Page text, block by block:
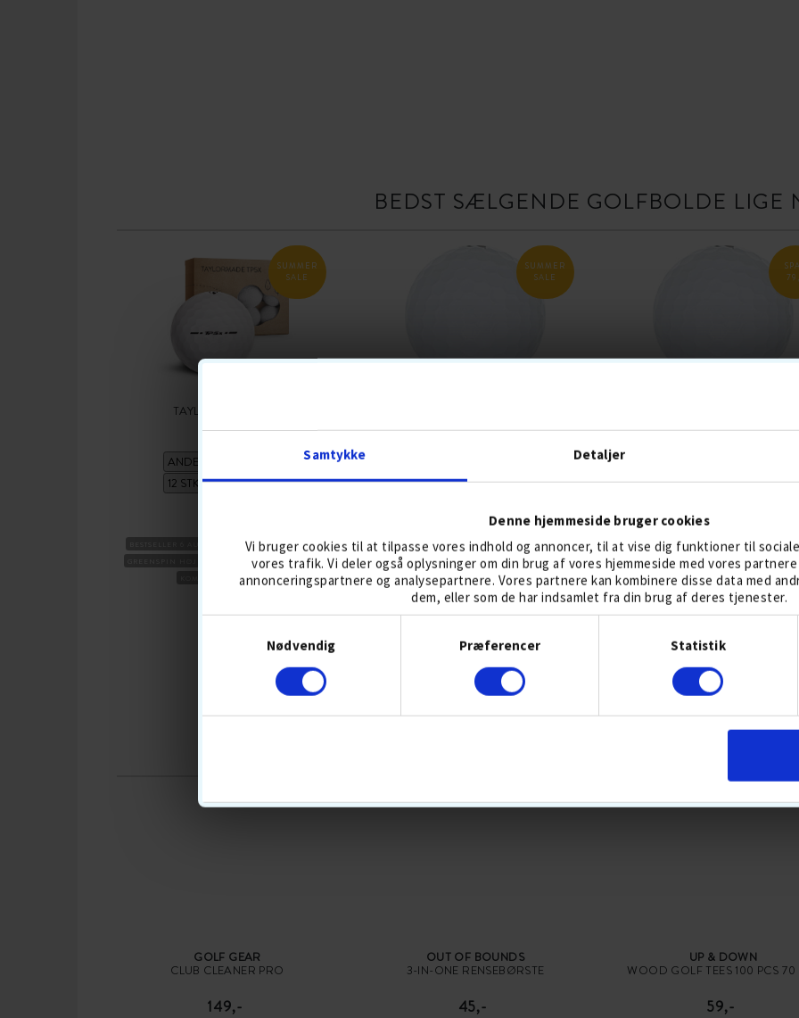
Samtykke Detaljer
Denne hjemmeside bruger cookies
Vi bruger cookies til at tilpasse vores indhold og annoncer, til at vise dig funktioner til
vores trafik. Vi deler også oplysninger om din brug af vores hjemmeside med vores
annonceringspartnere og analysepartnere. Vores partnere kan kombinere disse data med
dem, eller som de har indsamlet fra din brug af deres tjenester.
Nødvendig
Præferencer Statistik
BEDST SÆLGENDE GOLFBOLDE LIGE
SUMMER
SALE
TAYLORMADE TP5X
BOLDFLUGT-HØJ
SKAL URETAN
TOURBOLDE
KOMPRESSION HÅRDT
KØB
SUMMER
SALE
BESTSELLER 6 AUG DISTANCEBOLDE BOLDMIKS
KØB
BESTSELLER 6 AUG BOLDMIKS
KØB
GOLF GEAR
CLUB CLEANER PRO
149,-
OUT OF BOUNDS
3-IN-ONE RENSEBØRSTE
45,-
UP & DOWN
WOOD GOLF TEES 100 PCS
59,-